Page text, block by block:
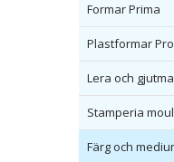
Formar Prima
Plastformar
Lera och
Stamperia
Färg och